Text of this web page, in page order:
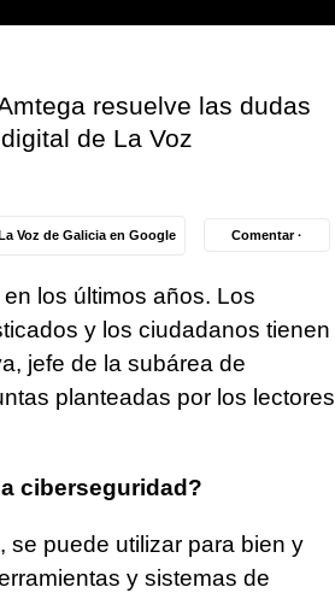
resuelve las dudas
de La Voz
Voz de Galicia en Google Comentar ·
los últimos años. Los
y los ciudadanos tienen
jefe de la subárea de
planteadas por los lectores
ciberseguridad?
se puede utilizar para bien y
y sistemas de